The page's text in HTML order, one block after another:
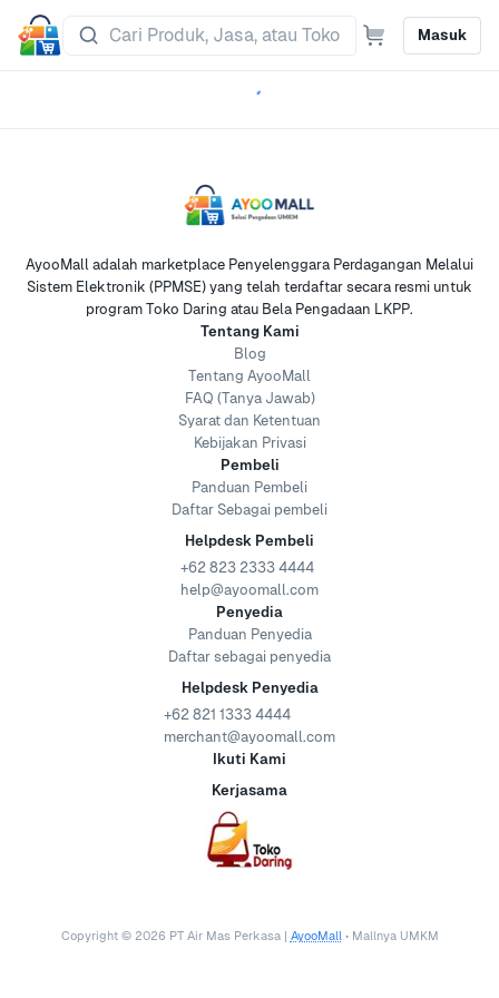
Masuk
AyooMall adalah marketplace Penyelenggara Perdagangan Melalui
Sistem Elektronik (PPMSE) yang telah terdaftar secara resmi untuk
program Toko Daring atau Bela Pengadaan LKPP.
Tentang Kami
Blog
Tentang AyooMall
FAQ (Tanya Jawab)
Syarat dan Ketentuan
Kebijakan Privasi
Pembeli
Panduan Pembeli
Daftar Sebagai pembeli
Helpdesk Pembeli
+62 823 2333 4444
help@ayoomall.com
Penyedia
Panduan Penyedia
Daftar sebagai penyedia
Helpdesk Penyedia
+62 821 1333 4444
merchant@ayoomall.com
Ikuti Kami
Kerjasama
Copyright © 2026 PT Air Mas Perkasa | AyooMall • Mallnya UMKM